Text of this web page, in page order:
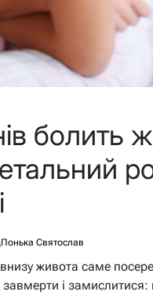
болить
Понька Святослав
живота саме
і